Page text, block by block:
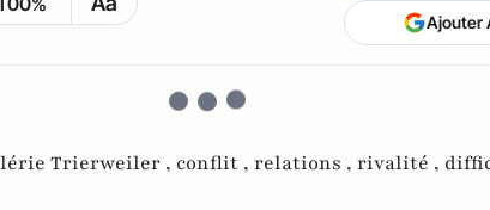
Ajouter
Trierweiler , conflit , relations , rivalité ,